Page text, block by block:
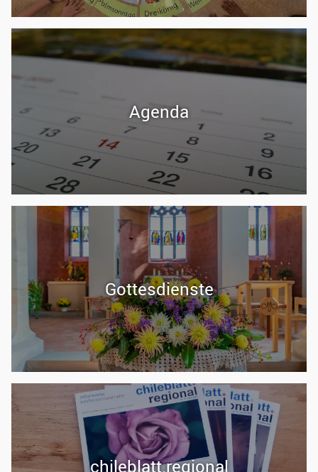
Agen­da
Got­tes­diens­te
chi­le­blatt.re­gio­nal